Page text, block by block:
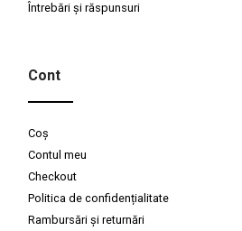
Întrebări și răspunsuri
Cont
Coș
Contul meu
Checkout
Politica de confidențialitate
Rambursări și returnări